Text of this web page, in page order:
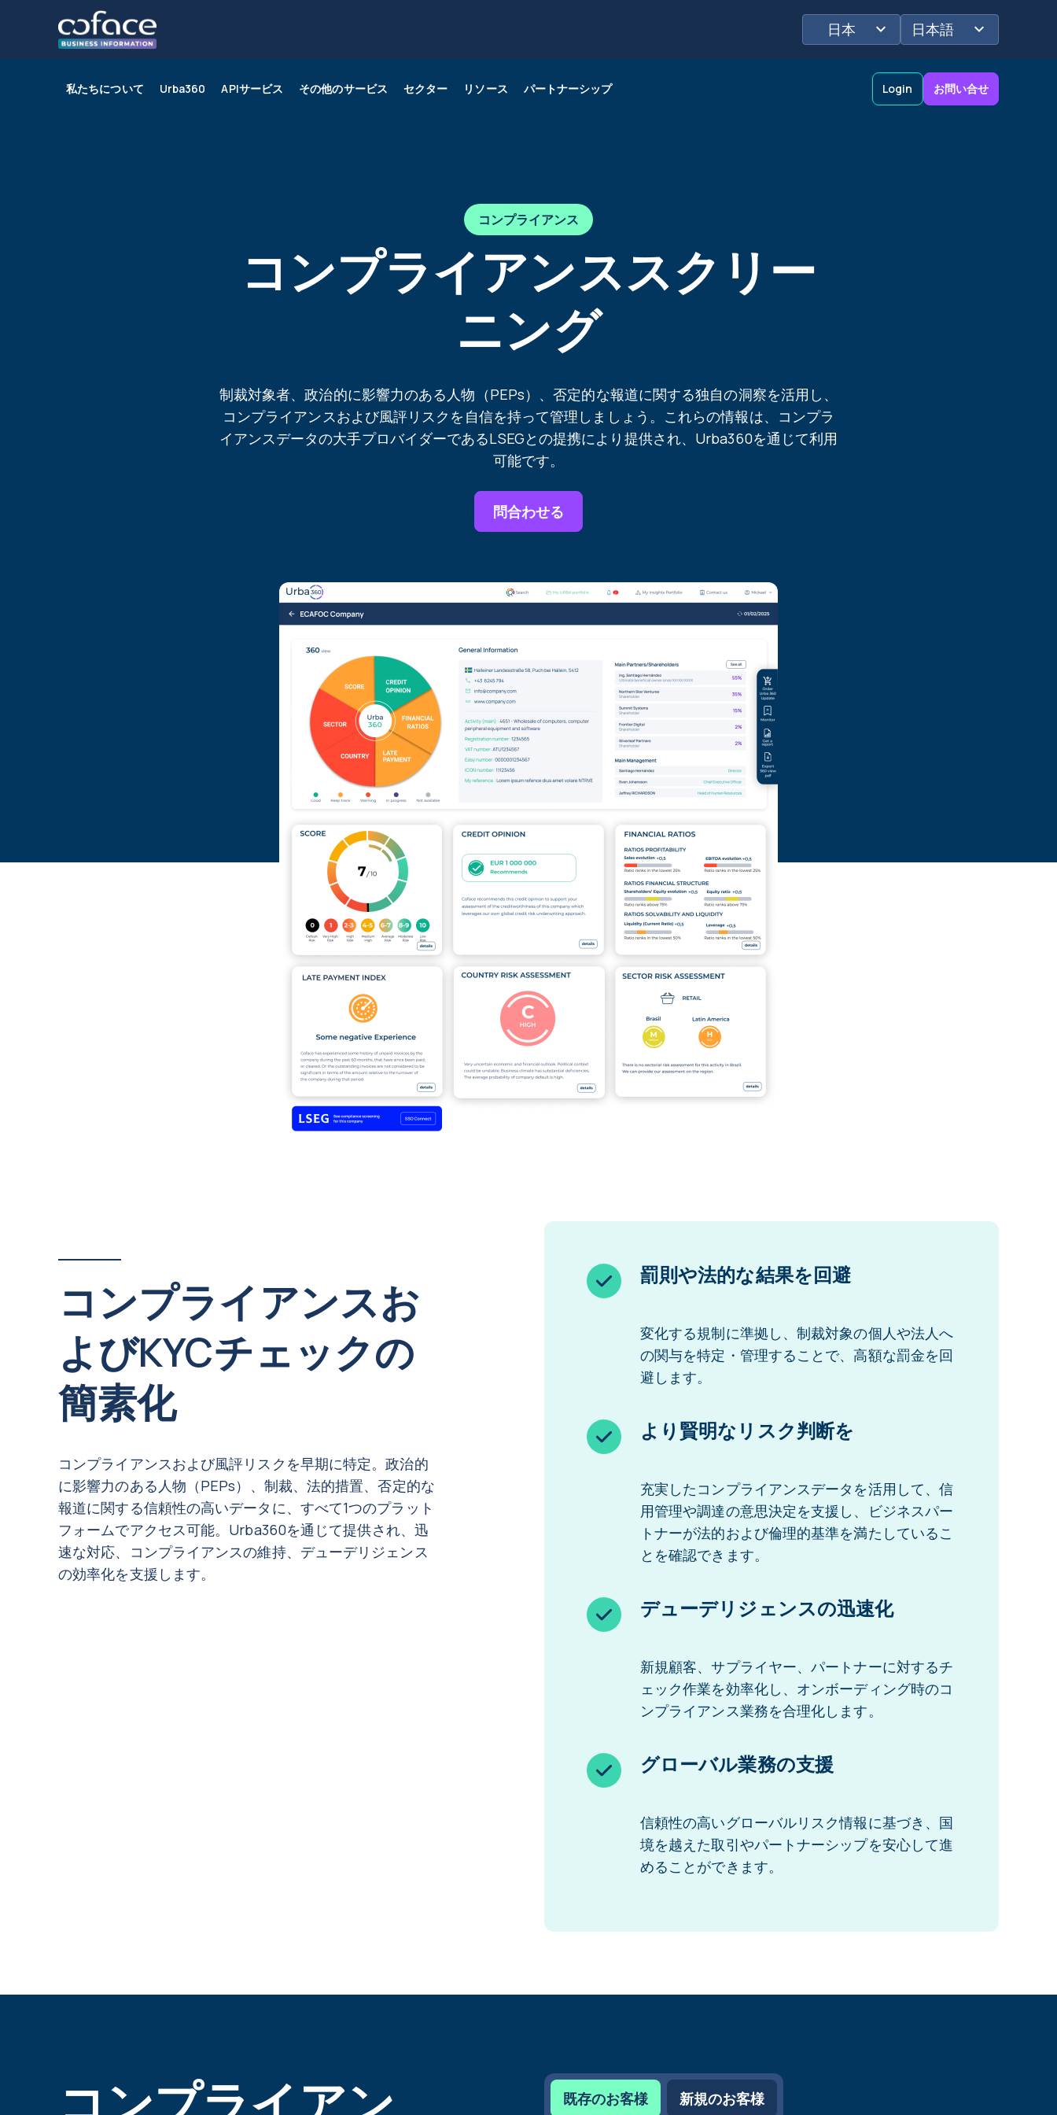
日本 日本語
私たちについて Urba360 APIサービス その他のサービス セクター リソース パートナーシップ Login お問い合せ
コンプライアンス
コンプライアンススクリー
ニング
制裁対象者、政治的に影響力のある人物（PEPs）、否定的な報道に関する独自の洞察を活用し、
コンプライアンスおよび風評リスクを自信を持って管理しましょう。これらの情報は、コンプラ
イアンスデータの大手プロバイダーであるLSEGとの提携により提供され、Urba360を通じて利用
可能です。
問合わせる
コンプライアンスお
よびKYCチェックの
簡素化
コンプライアンスおよび風評リスクを早期に特定。政治的
に影響力のある人物（PEPs）、制裁、法的措置、否定的な
報道に関する信頼性の高いデータに、すべて1つのプラット
フォームでアクセス可能。Urba360を通じて提供され、迅
速な対応、コンプライアンスの維持、デューデリジェンス
の効率化を支援します。
罰則や法的な結果を回避
変化する規制に準拠し、制裁対象の個人や法人へ
の関与を特定・管理することで、高額な罰金を回
避します。
より賢明なリスク判断を
充実したコンプライアンスデータを活用して、信
用管理や調達の意思決定を支援し、ビジネスパー
トナーが法的および倫理的基準を満たしているこ
とを確認できます。
デューデリジェンスの迅速化
新規顧客、サプライヤー、パートナーに対するチ
ェック作業を効率化し、オンボーディング時のコ
ンプライアンス業務を合理化します。
グローバル業務の支援
信頼性の高いグローバルリスク情報に基づき、国
境を越えた取引やパートナーシップを安心して進
めることができます。
既存のお客様 新規のお客様